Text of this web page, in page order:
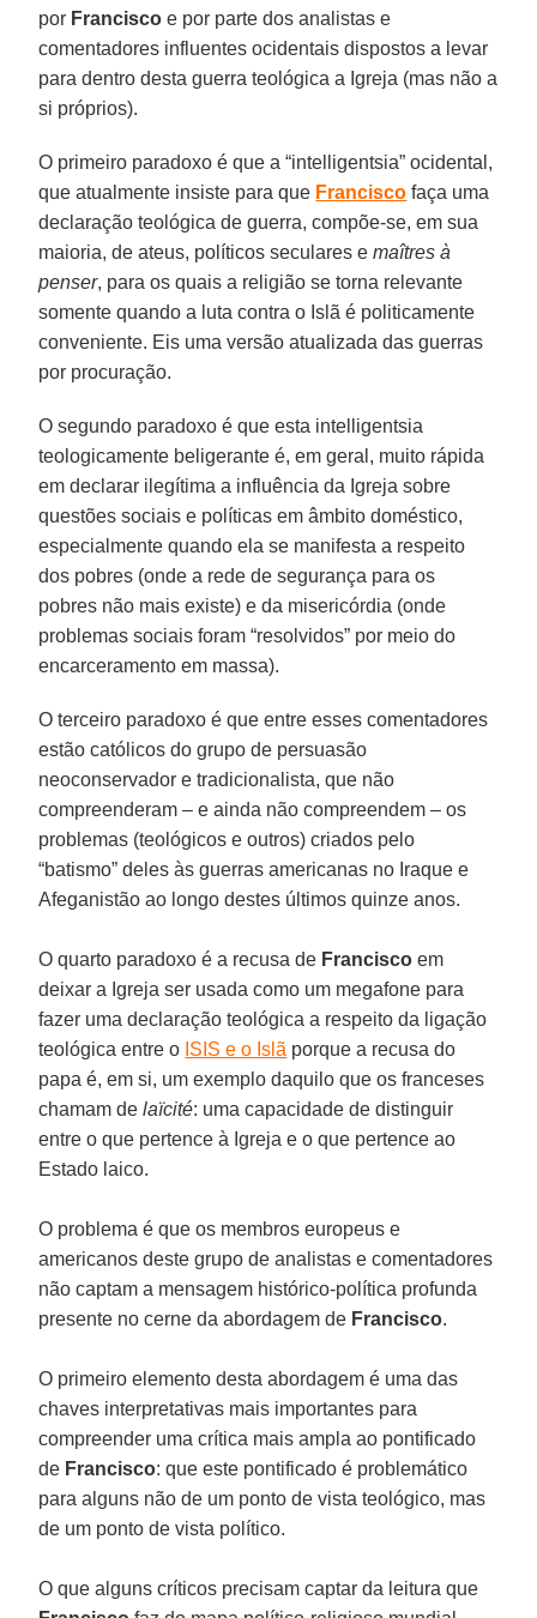
por Francisco e por parte dos analistas e
comentadores influentes ocidentais dispostos a levar
para dentro desta guerra teológica a Igreja (mas não a
si próprios).
O primeiro paradoxo é que a “intelligentsia” ocidental,
que atualmente insiste para que Francisco faça uma
declaração teológica de guerra, compõe-se, em sua
maioria, de ateus, políticos seculares emaîtres à
penser, para os quais a religião se torna relevante
somente quando a luta contra o Islã é politicamente
conveniente. Eis uma versão atualizada das guerras
por procuração.
O segundo paradoxo é que esta intelligentsia
teologicamente beligerante é, em geral, muito rápida
em declarar ilegítima a influência da Igreja sobre
questões sociais e políticas em âmbito doméstico,
especialmente quando ela se manifesta a respeito
dos pobres (onde a rede de segurança para os
pobres não mais existe) e da misericórdia (onde
problemas sociais foram “resolvidos” por meio do
encarceramento em massa).
O terceiro paradoxo é que entre esses comentadores
estão católicos do grupo de persuasão
neoconservador e tradicionalista, que não
compreenderam – e ainda não compreendem – os
problemas (teológicos e outros) criados pelo
“batismo” deles às guerras americanas no Iraque e
Afeganistão ao longo destes últimos quinze anos.
O quarto paradoxo é a recusa de Francisco em
deixar a Igreja ser usada como um megafone para
fazer uma declaração teológica a respeito da ligação
teológica entre o ISIS e o Islã porque a recusa do
papa é, em si, um exemplo daquilo que os franceses
chamam delaïcité: uma capacidade de distinguir
entre o que pertence à Igreja e o que pertence ao
Estado laico.
O problema é que os membros europeus e
americanos deste grupo de analistas e comentadores
não captam a mensagem histórico-política profunda
presente no cerne da abordagem de Francisco.
O primeiro elemento desta abordagem é uma das
chaves interpretativas mais importantes para
compreender uma crítica mais ampla ao pontificado
de Francisco: que este pontificado é problemático
para alguns não de um ponto de vista teológico, mas
de um ponto de vista político.
O que alguns críticos precisam captar da leitura que